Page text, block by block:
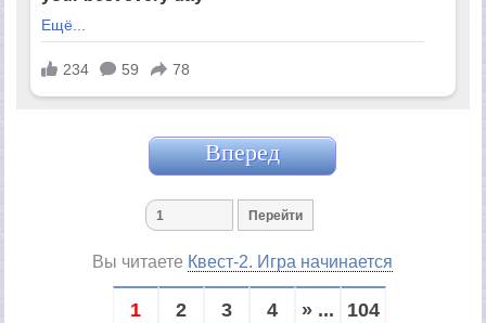
Вперед
Вы читаете Квест-2. Игра начинается
1 2 3 4 » ... 104